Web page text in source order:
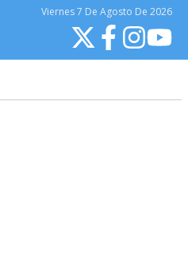
Viernes7 De Agosto De 2026